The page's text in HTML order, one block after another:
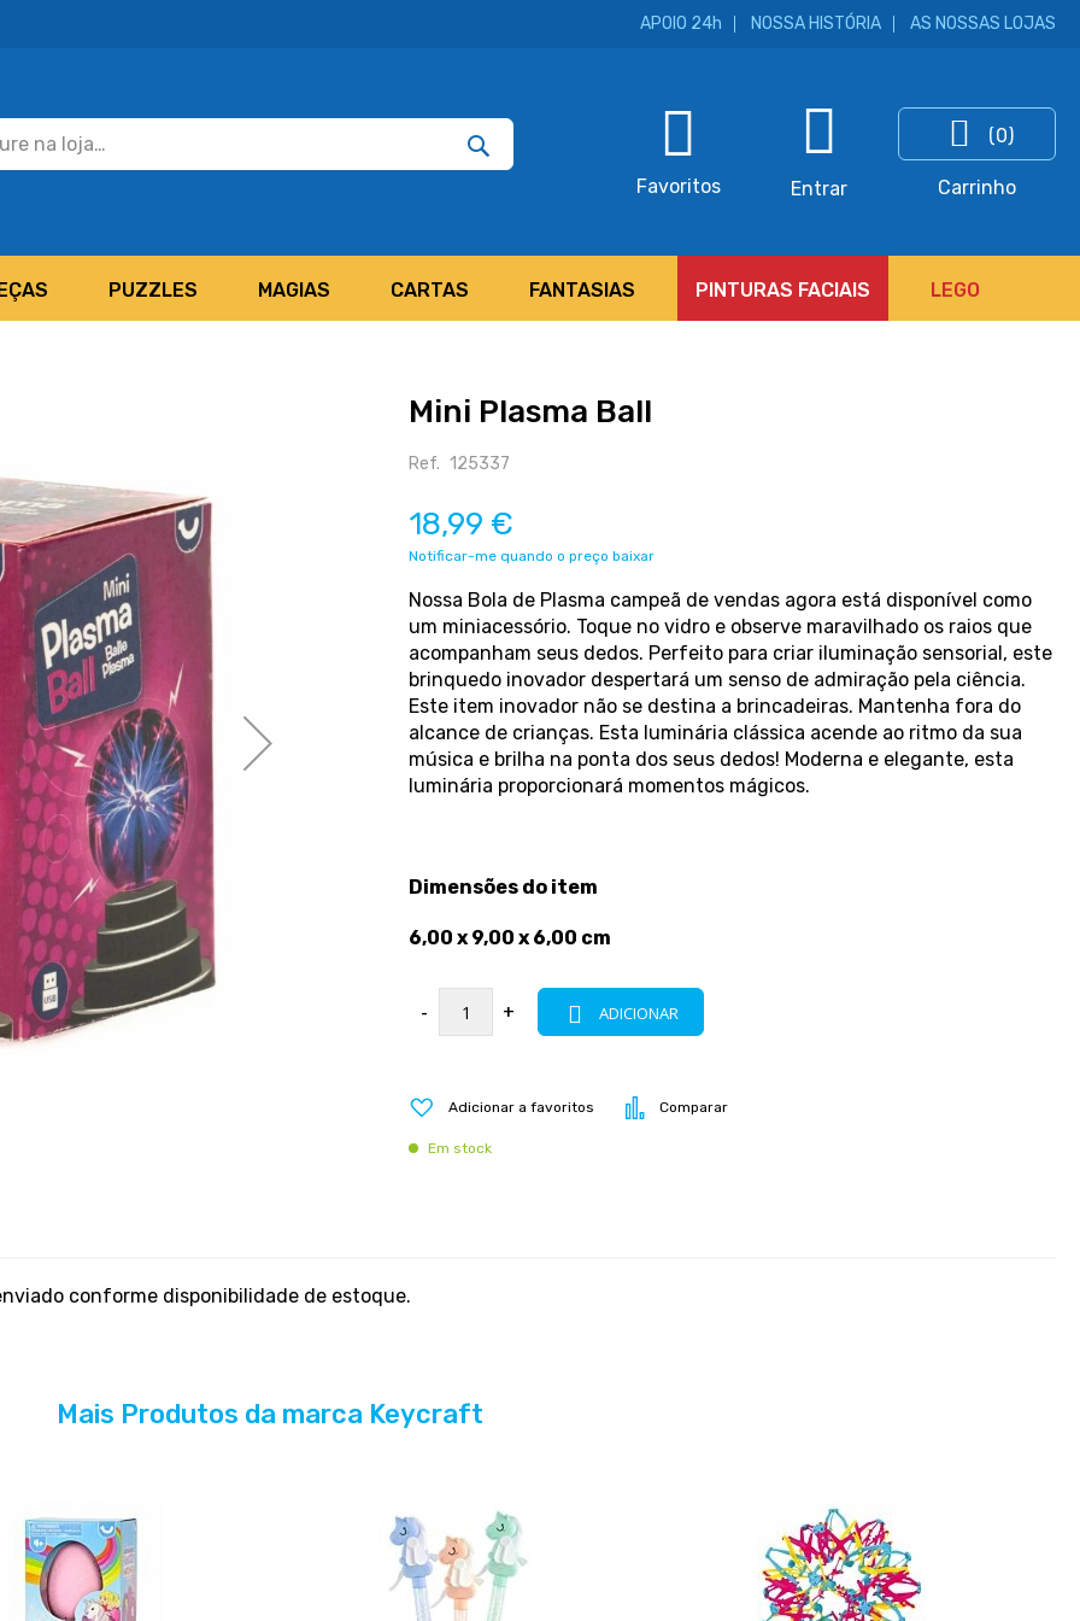
APOIO 24h NOSSA HISTÓRIA AS NOSSAS LOJAS
Pesquisar Pesquisar
Favoritos Entrar
(0)
Carrinho
PUZZLES MAGIAS CARTAS FANTASIAS PINTURAS FACIAIS LEGO
Mini Plasma Ball
Ref. 125337
18,99 €
Notificar-me quando o preço baixar
Nossa Bola de Plasma campeã de vendas agora está disponível como
um miniacessório. Toque no vidro e observe maravilhado os raios que
acompanham seus dedos. Perfeito para criar iluminação sensorial, este
brinquedo inovador despertará um senso de admiração pela ciência.
Este item inovador não se destina a brincadeiras. Mantenha fora do
alcance de crianças. Esta luminária clássica acende ao ritmo da sua
música e brilha na ponta dos seus dedos! Moderna e elegante, esta
luminária proporcionará momentos mágicos.
Dimensões do item
6,00 x 9,00 x 6,00 cm
- + ADICIONAR
Adicionar a favoritos Comparar
Em stock
conforme disponibilidade de estoque.
Mais Produtos da marca Keycraft